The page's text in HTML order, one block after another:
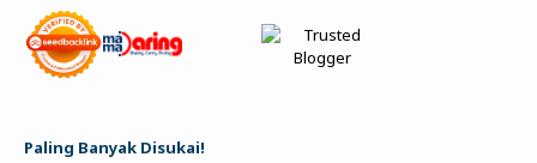
Paling Banyak Disukai!